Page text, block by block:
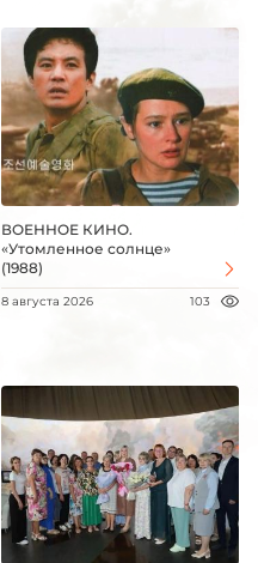
ВОЕННОЕ КИНО.
«Утомленное солнце»
(1988)
8 августа 2026 103